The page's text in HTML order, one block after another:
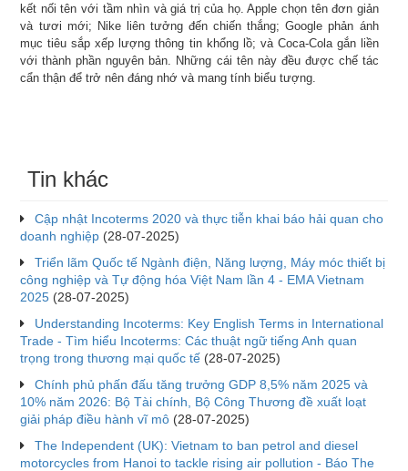
kết nối tên với tầm nhìn và giá trị của họ. Apple chọn tên đơn giản
và tươi mới; Nike liên tưởng đến chiến thắng; Google phản ánh
mục tiêu sắp xếp lượng thông tin khổng lồ; và Coca-Cola gắn liền
với thành phần nguyên bản. Những cái tên này đều được chế tác
cẩn thận để trở nên đáng nhớ và mang tính biểu tượng.
Tin khác
Cập nhật Incoterms 2020 và thực tiễn khai báo hải quan cho
doanh nghiệp (28-07-2025)
Triển lãm Quốc tế Ngành điện, Năng lượng, Máy móc thiết bị
công nghiệp và Tự động hóa Việt Nam lần 4 - EMA Vietnam
2025 (28-07-2025)
Understanding Incoterms: Key English Terms in International
Trade - Tìm hiểu Incoterms: Các thuật ngữ tiếng Anh quan
trọng trong thương mại quốc tế (28-07-2025)
Chính phủ phấn đấu tăng trưởng GDP 8,5% năm 2025 và
10% năm 2026: Bộ Tài chính, Bộ Công Thương đề xuất loạt
giải pháp điều hành vĩ mô (28-07-2025)
The Independent (UK): Vietnam to ban petrol and diesel
motorcycles from Hanoi to tackle rising air pollution - Báo The